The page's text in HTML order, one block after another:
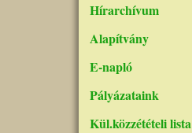
Hírarchívum
Alapítvány
E-napló
Pályázataink
Kül.közzétételi lista